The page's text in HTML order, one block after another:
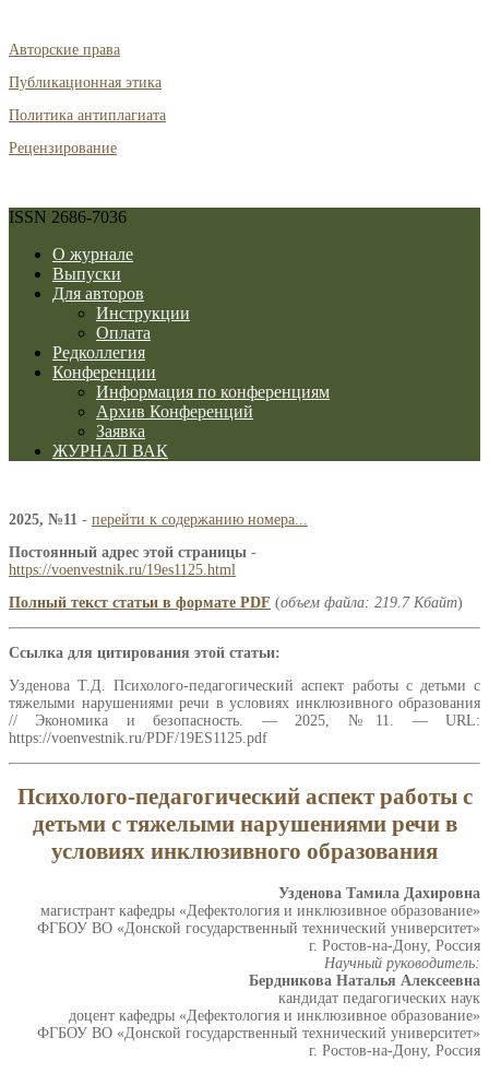
Авторские права
Публикационная этика
Политика антиплагиата
Рецензирование
ISSN 2686-7036
О журнале
Выпуски
Для авторов
Инструкции
Оплата
Редколлегия
Конференции
Информация по конференциям
Архив Конференций
Заявка
ЖУРНАЛ ВАК
2025, №11 - перейти к содержанию номера...
Постоянный адрес этой страницы -
https://voenvestnik.ru/19es1125.html
Полный текст статьи в формате PDF (объем файла: 219.7 Кбайт)
Ссылка для цитирования этой статьи:
Узденова Т.Д. Психолого-педагогический аспект работы с детьми с
тяжелыми нарушениями речи в условиях инклюзивного образования
// Экономика и безопасность. — 2025, №11. — URL:
https://voenvestnik.ru/PDF/19ES1125.pdf
Психолого-педагогический аспект работы с
детьми с тяжелыми нарушениями речи в
условиях инклюзивного образования
Узденова Тамила Дахировна
магистрант кафедры «Дефектология и инклюзивное образование»
ФГБОУ ВО «Донской государственный технический университет»
г. Ростов-на-Дону, Россия
Научный руководитель:
Бердникова Наталья Алексеевна
кандидат педагогических наук
доцент кафедры «Дефектология и инклюзивное образование»
ФГБОУ ВО «Донской государственный технический университет»
г. Ростов-на-Дону, Россия